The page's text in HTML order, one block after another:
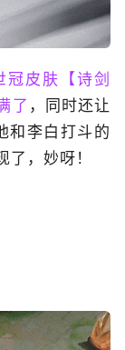
冠皮肤【诗剑
了 ，同时还让
和李白打斗的
，妙呀！